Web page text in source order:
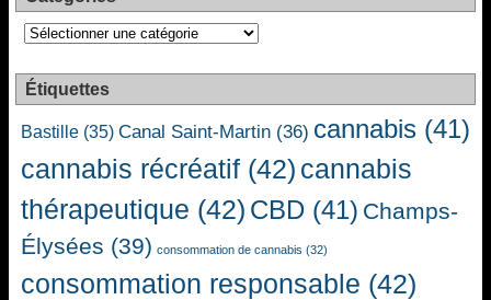
Catégories
Étiquettes
Bastille (35) Canal Saint-Martin (36) cannabis (41)
cannabis récréatif (42) cannabis
thérapeutique (42) CBD (41) Champs-
Élysées (39) consommation de cannabis (32)
consommation responsable (42)